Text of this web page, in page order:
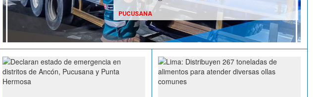
PUCUSANA